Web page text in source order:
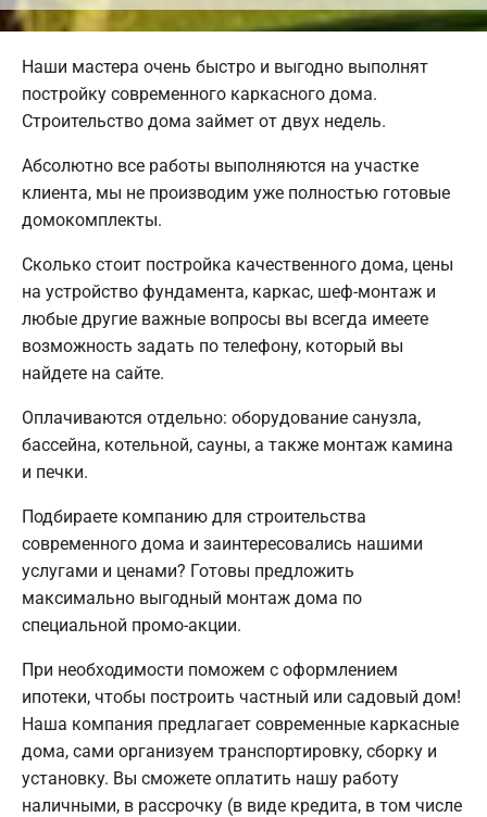
Наши мастера очень быстро и выгодно выполнят
постройку современного каркасного дома.
Строительство дома займет от двух недель.
Абсолютно все работы выполняются на участке
клиента, мы не производим уже полностью готовые
домокомплекты.
Сколько стоит постройка качественного дома, цены
на устройство фундамента, каркас, шеф-монтаж и
любые другие важные вопросы вы всегда имеете
возможность задать по телефону, который вы
найдете на сайте.
Оплачиваются отдельно: оборудование санузла,
бассейна, котельной, сауны, а также монтаж камина
и печки.
Подбираете компанию для строительства
современного дома и заинтересовались нашими
услугами и ценами? Готовы предложить
максимально выгодный монтаж дома по
специальной промо-акции.
При необходимости поможем с оформлением
ипотеки, чтобы построить частный или садовый дом!
Наша компания предлагает современные каркасные
дома, сами организуем транспортировку, сборку и
установку. Вы сможете оплатить нашу работу
наличными, в рассрочку (в виде кредита, в том числе